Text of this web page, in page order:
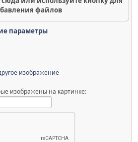
файлов
параметры
изображение
изображены на картинке: